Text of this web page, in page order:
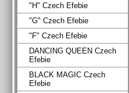
"H" Czech Efebie
"G" Czech Efebie
"F" Czech Efebie
DANCING QUEEN Czech
Efebie
BLACK MAGIC Czech
Efebie